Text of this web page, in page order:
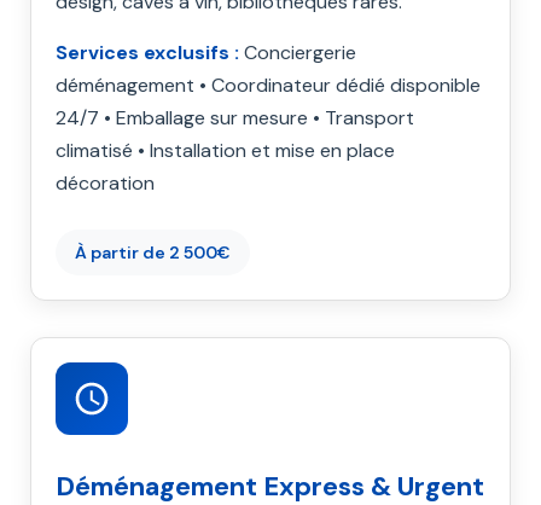
Services exclusifs : Conciergerie
déménagement • Coordinateur dédié disponible
24/7 • Emballage sur mesure • Transport
climatisé • Installation et mise en place
décoration
À partir de 2 500€
Déménagement Express & Urgent